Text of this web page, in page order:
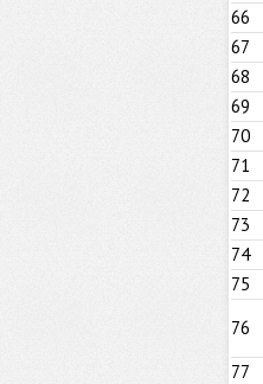
66
67
68
69
70
71
72
73
74
75
76
77